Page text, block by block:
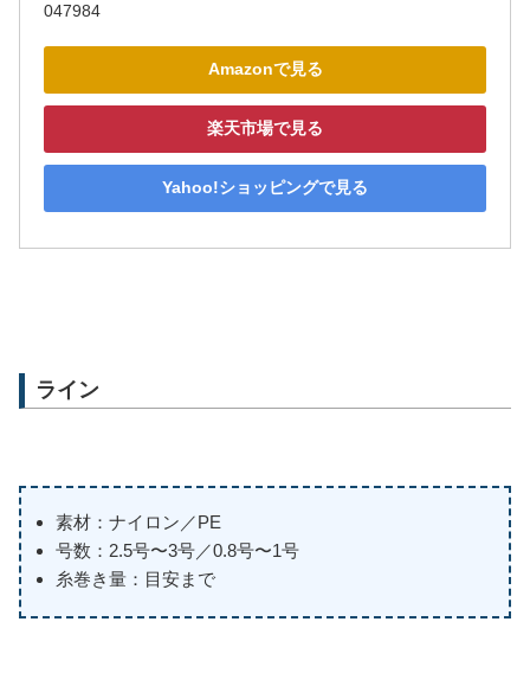
047984
Amazonで見る
楽天市場で見る
Yahoo!ショッピングで見る
ライン
素材：ナイロン／PE
号数：2.5号〜3号／0.8号〜1号
糸巻き量：目安まで